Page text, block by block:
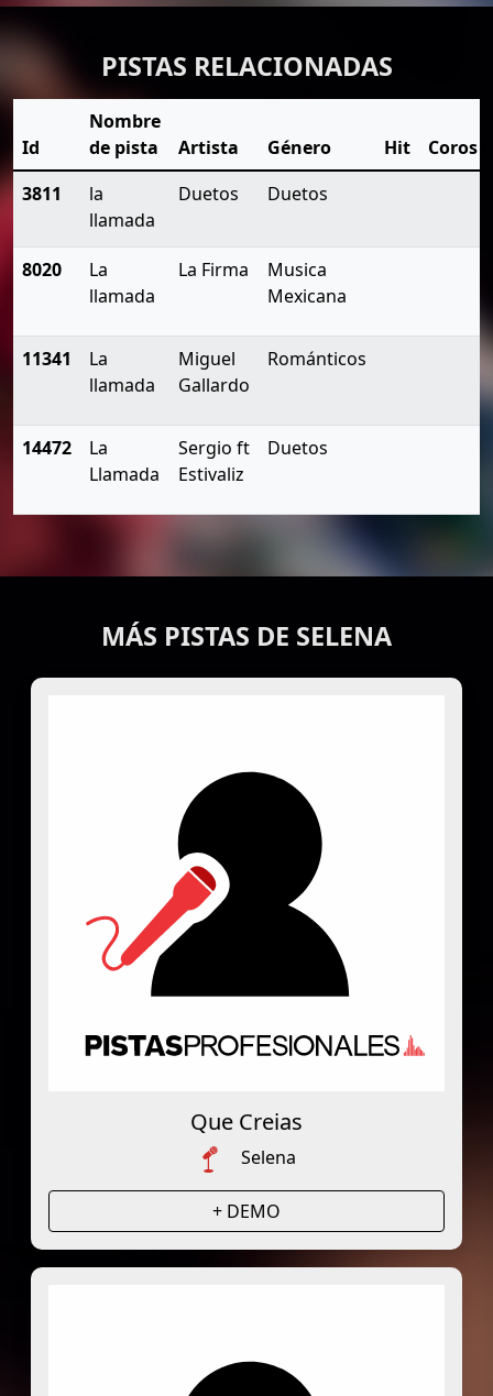
PISTAS RELACIONADAS
Id
Nombre
de pista
Artista Género Hit
Coros
3811
la
llamada
Duetos Duetos
8020
La
llamada
La Firma
Musica
Mexicana
11341
La
llamada
Miguel
Gallardo
Románticos
14472
La
Llamada
Sergio ft
Estivaliz
Duetos
MÁS PISTAS DE SELENA
Que Creias
Selena
+ DEMO